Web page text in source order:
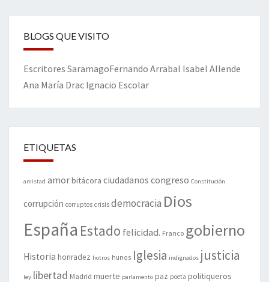
BLOGS QUE VISITO
Escritores SaramagoFernando Arrabal Isabel Allende
Ana María Drac Ignacio Escolar
ETIQUETAS
amistad amorbitácora ciudadanos congreso Constitución
corrupción corruptos crisis democracia Dios
España Estado felicidad. Franco gobierno
Historia honradez hotros hunos Iglesia indignados justicia
ley libertad Madrid muerte parlamento paz poeta politiqueros